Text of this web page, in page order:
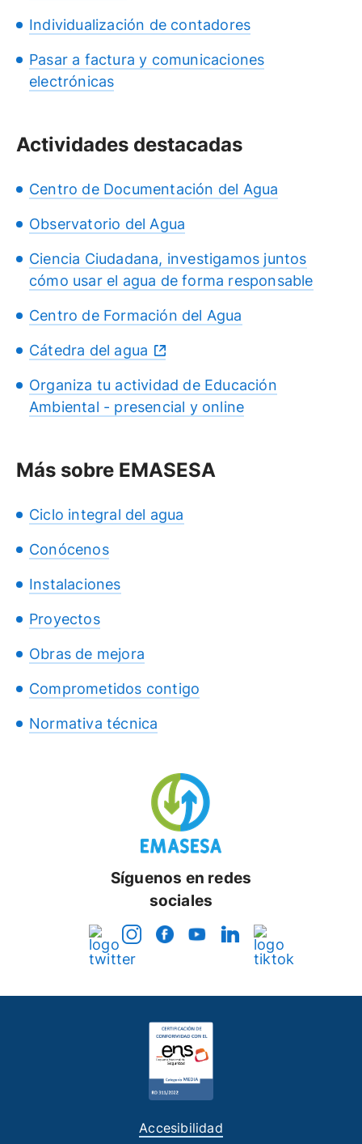
Individualización de contadores
Pasar a factura y comunicaciones
electrónicas
Actividades destacadas
Centro de Documentación del Agua
Observatorio del Agua
Ciencia Ciudadana, investigamos juntos
cómo usar el agua de forma responsable
Centro de Formación del Agua
Cátedra del agua
Organiza tu actividad de Educación
Ambiental - presencial y online
Más sobre EMASESA
Ciclo integral del agua
Conócenos
Instalaciones
Proyectos
Obras de mejora
Comprometidos contigo
Normativa técnica
Síguenos en redes
sociales
Accesibilidad